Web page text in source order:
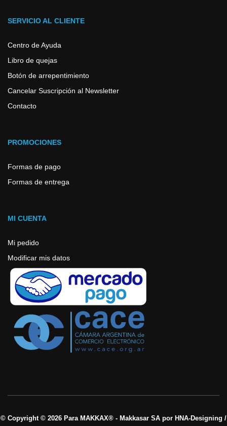
SERVICIO AL CLIENTE
Centro de Ayuda
Libro de quejas
Botón de arrepentimiento
Cancelar Suscripción al Newsletter
Contacto
PROMOCIONES
Formas de pago
Formas de entrega
MI CUENTA
Mi pedido
Modificar mis datos
© Copyright © 2026 Para MAKKAX® - Makkasar SA por HNA-Designing /